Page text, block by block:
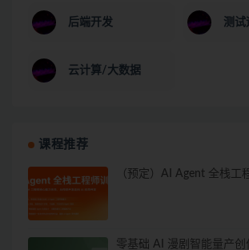
后端开发 测试
云计算/大数据
课程推荐
（预定）AI Agent 全栈工
零基础 AI 漫剧智能量产创